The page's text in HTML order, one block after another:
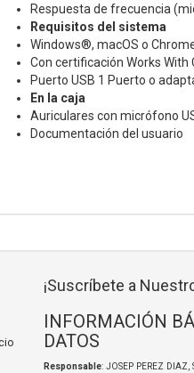
Respuesta de frecuencia
Requisitos del sistema
Windows®, macOS o
Con certificación Works With
Puerto USB 1 Puerto o
En la caja
Auriculares con micrófono
Documentación del usuario
¡Suscríbete a
INFORMACIÓN
DATOS
Responsable: JOSEP PEREZ DIAZ,